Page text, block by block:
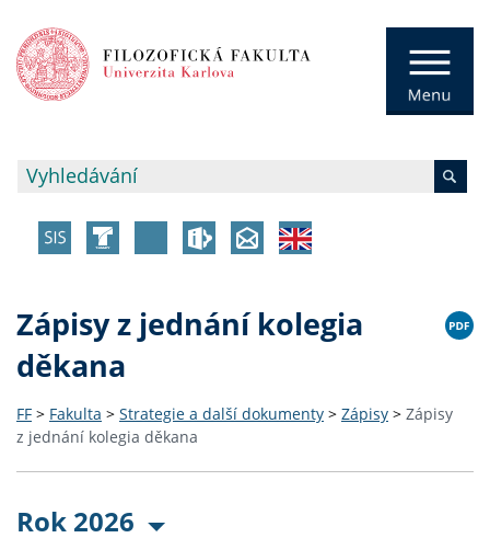
Zápisy z jednání kolegia
děkana
FF > Fakulta > Strategie a další dokumenty > Zápisy > Zápisy
z jednání kolegia děkana
Rok 2026